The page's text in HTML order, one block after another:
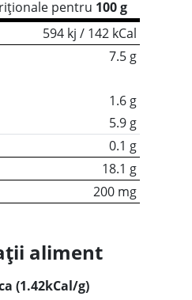
pentru 100 g
594 kj / 142 kCal
7.5 g
1.6 g
5.9 g
0.1 g
18.1 g
200 mg
aliment
(1.42kCal/g)